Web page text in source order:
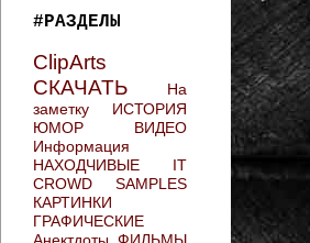
#РАЗДЕЛЫ
ClipArts
СКАЧАТЬ
На
заметку
ИСТОРИЯ
ЮМОР
ВИДЕО
Информация
НАХОДЧИВЫЕ
IT
CROWD
SAMPLES
КАРТИНКИ
ГРАФИЧЕСКИЕ
Анектдоты ФИЛЬМЫ